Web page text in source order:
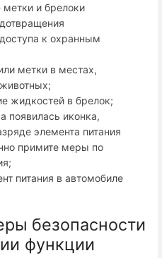
и брелоки
к охранным
метки в местах,
жидкостей в брелок;
появилась иконка,
элемента питания
примите меры по
питания в автомобиле
безопасности
функции